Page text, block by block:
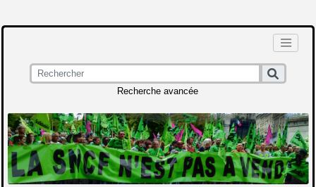
Recherche avancée